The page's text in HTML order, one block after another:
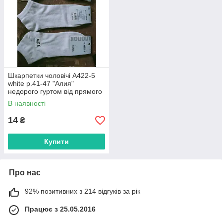
Шкарпетки чоловічі A422-5
white р.41-47 "Алия"
недорого гуртом від прямого
постачальника
В наявності
14 ₴
Купити
Про нас
92% позитивних з 214 відгуків за рік
Працює з 25.05.2016